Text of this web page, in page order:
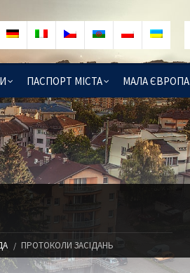
ПАСПОРТ МІСТА МАЛА ЄВРОПА
ПРОТОКОЛИ ЗАСІДАНЬ